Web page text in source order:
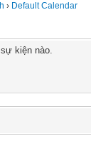
› Default Calendar
kiện nào.